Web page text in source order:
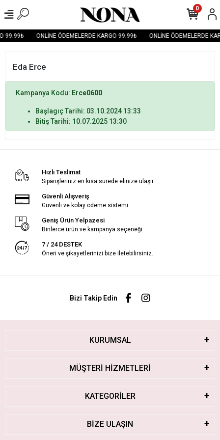
99.99₺ ONLİNE ÖDEMELERDE KARGO 99.99₺ ONLİNE ÖDEMELERDE
0
Eda Erce
Kampanya Kodu: Erce0600
Başlagıç Tarihi: 03.10.2024 13:33
Bitiş Tarihi: 10.07.2025 13:30
Hızlı Teslimat
Siparişleriniz en kısa sürede elinize ulaşır.
Güvenli Alışveriş
Güvenli ve kolay ödeme sistemi
Geniş Ürün Yelpazesi
Binlerce ürün ve kampanya seçeneği
7 / 24 DESTEK
Öneri ve şikayetlerinizi bize iletebilirsiniz.
Bizi Takip Edin
KURUMSAL
MÜŞTERİ HİZMETLERİ
KATEGORİLER
BİZE ULAŞIN